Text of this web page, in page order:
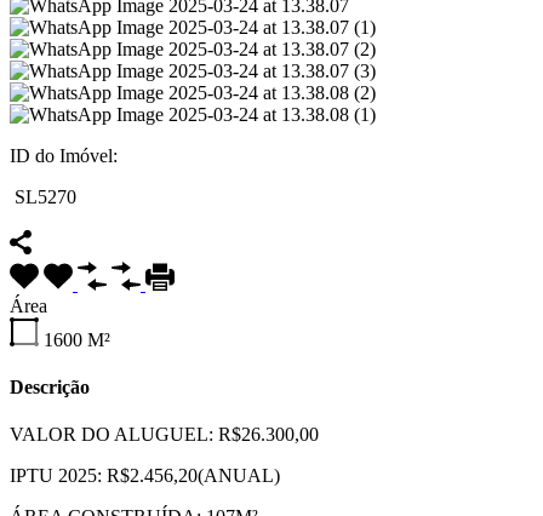
ID do Imóvel:
SL5270
Área
1600 M²
Descrição
VALOR DO ALUGUEL: R$26.300,00
IPTU 2025: R$2.456,20(ANUAL)